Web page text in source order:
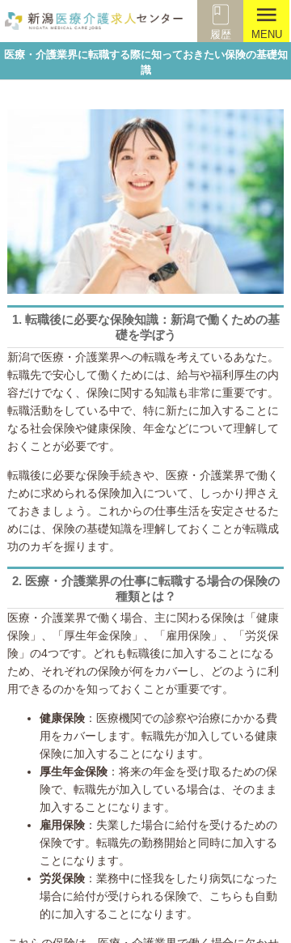
履歴
menu
MENU
医療・介護業界に転職する際に知っておきたい保険の基礎知
識
1. 転職後に必要な保険知識：新潟で働くための基
礎を学ぼう
新潟で医療・介護業界への転職を考えているあなた。
転職先で安心して働くためには、給与や福利厚生の内
容だけでなく、保険に関する知識も非常に重要です。
転職活動をしている中で、特に新たに加入することに
なる社会保険や健康保険、年金などについて理解して
おくことが必要です。
転職後に必要な保険手続きや、医療・介護業界で働く
ために求められる保険加入について、しっかり押さえ
ておきましょう。これからの仕事生活を安定させるた
めには、保険の基礎知識を理解しておくことが転職成
功のカギを握ります。
2. 医療・介護業界の仕事に転職する場合の保険の
種類とは？
医療・介護業界で働く場合、主に関わる保険は「健康
保険」、「厚生年金保険」、「雇用保険」、「労災保
険」の4つです。どれも転職後に加入することになる
ため、それぞれの保険が何をカバーし、どのように利
用できるのかを知っておくことが重要です。
健康保険 ：医療機関での診察や治療にかかる費
用をカバーします。転職先が加入している健康
保険に加入することになります。
厚生年金保険 ：将来の年金を受け取るための保
険で、転職先が加入している場合は、そのまま
加入することになります。
雇用保険 ：失業した場合に給付を受けるための
保険です。転職先の勤務開始と同時に加入する
ことになります。
労災保険 ：業務中に怪我をしたり病気になった
場合に給付が受けられる保険で、こちらも自動
的に加入することになります。